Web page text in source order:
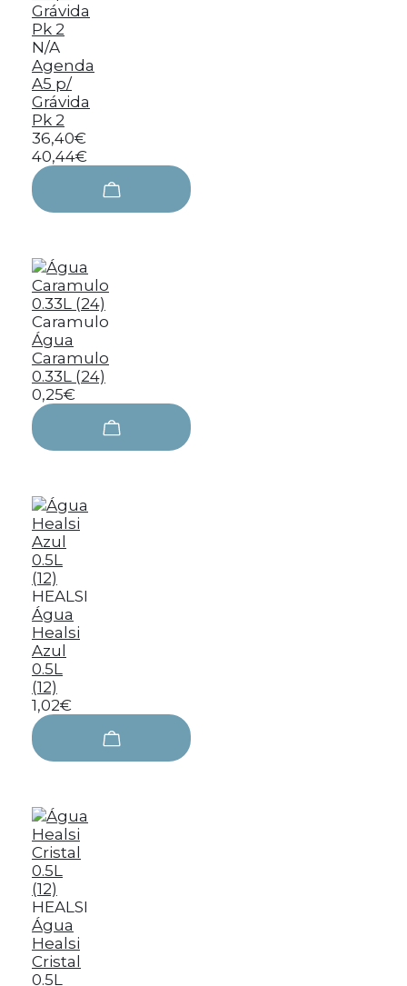
N/A
Agenda
A5 p/
Grávida
Pk 2
36,40€
40,44€
Caramulo
Água
Caramulo
0.33L (24)
0,25€
HEALSI
Água
Healsi
Azul
0.5L
(12)
1,02€
HEALSI
Água
Healsi
Cristal
0.5L